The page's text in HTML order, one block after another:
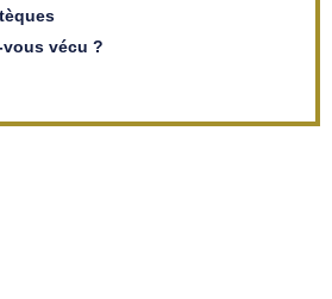
vous vécu ?